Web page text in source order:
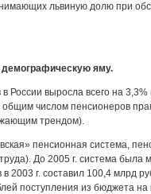
львиную долю при
яму.
России выросла всего на
числом пенсионеров
трендом).
пенсионная система,
До 2005 г. система была
2003 г. составил 100,4 млрд
поступления из бюджета на